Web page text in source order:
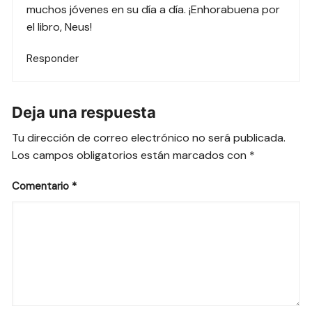
muchos jóvenes en su día a día. ¡Enhorabuena por
el libro, Neus!
Responder
Deja una respuesta
Tu dirección de correo electrónico no será publicada.
Los campos obligatorios están marcados con *
Comentario *